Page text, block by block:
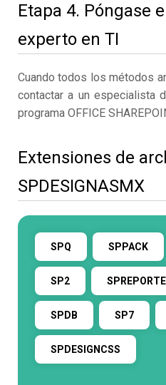
Etapa 4. Póngase
experto en TI
Cuando todos los métodos
contactar a un especialista
programa OFFICE
Extensiones de
SPDESIGNASMX
SPQ SPPACK
SP2
SPDB SP7
SPDESIGNCSS